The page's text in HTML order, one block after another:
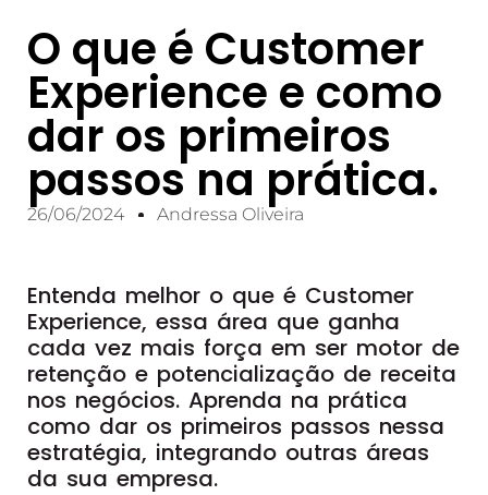
O que é Customer
Experience e como
dar os primeiros
passos na prática.
26/06/2024 Andressa Oliveira
Entenda melhor o que é Customer
Experience, essa área que ganha
cada vez mais força em ser motor de
retenção e potencialização de receita
nos negócios. Aprenda na prática
como dar os primeiros passos nessa
estratégia, integrando outras áreas
da sua empresa.